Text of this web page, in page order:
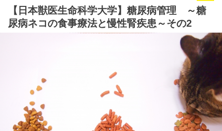
【日本獣医生命科学大学】糖尿病管理 ～糖
尿病ネコの食事療法と慢性腎疾患～その2